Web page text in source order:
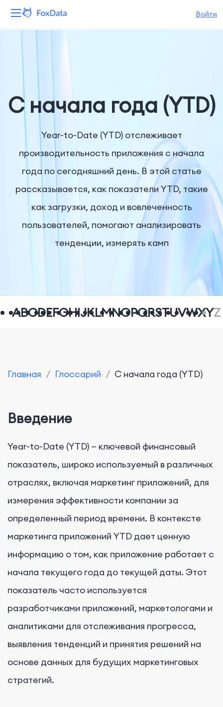
Войти
Цены
Компания
С начала года (YTD)
Year-to-Date (YTD) отслеживает
производительность приложения с начала
года по сегодняшний день. В этой статье
рассказывается, как показатели YTD, такие
как загрузки, доход и вовлеченность
пользователей, помогают анализировать
тенденции, измерять камп
ABCDEFGHIJKLMNOPQRSTUVWXYZ
Главная / Глоссарий / С начала года (YTD)
Введение
Year-to-Date (YTD) — ключевой финансовый
показатель, широко используемый в различных
отраслях, включая маркетинг приложений, для
измерения эффективности компании за
определенный период времени. В контексте
маркетинга приложений YTD дает ценную
информацию о том, как приложение работает с
начала текущего года до текущей даты. Этот
показатель часто используется
разработчиками приложений, маркетологами и
аналитиками для отслеживания прогресса,
выявления тенденций и принятия решений на
основе данных для будущих маркетинговых
стратегий.